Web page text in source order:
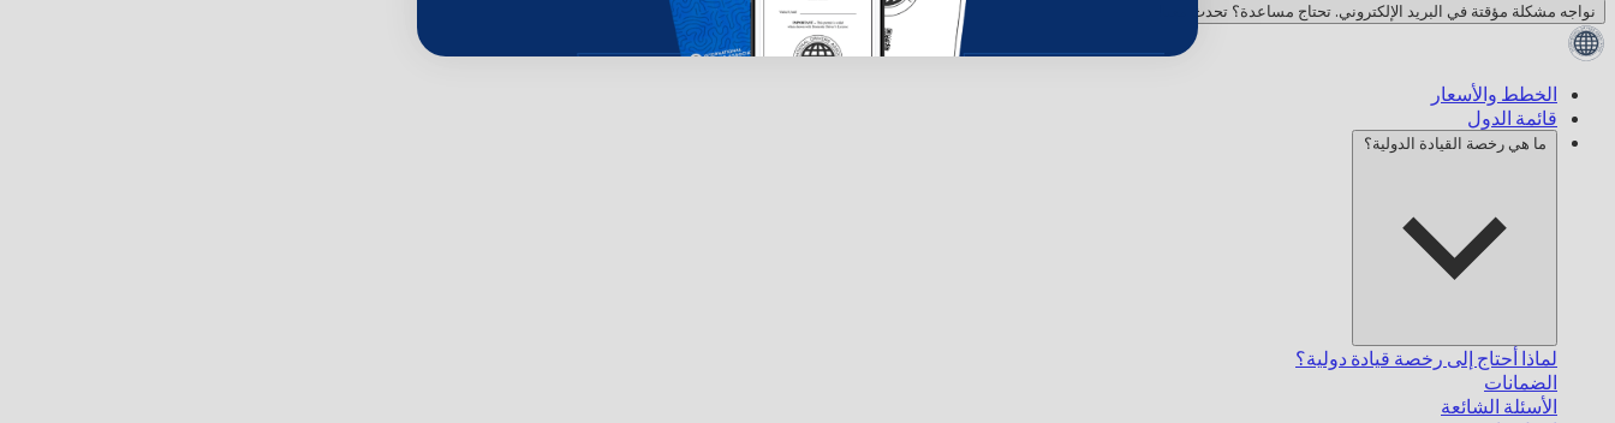
نواجه مشكلة مؤقتة في البريد الإلكتروني. تحتاج مساعدة؟ تحدث معنا!
الخطط والأسعار
قائمة الدول
ما هي رخصة القيادة الدولية؟
لماذا أحتاج إلى رخصة قيادة دولية؟
الضمانات
الأسئلة الشائعة